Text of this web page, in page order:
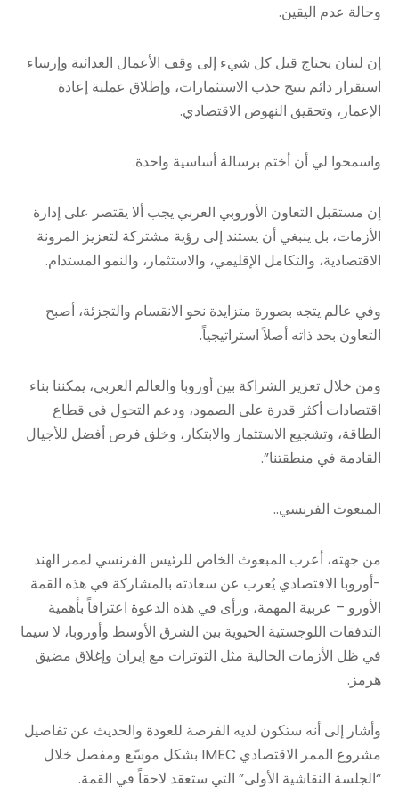
وحالة عدم اليقين.
إن لبنان يحتاج قبل كل شيء إلى وقف الأعمال العدائية وإرساء
استقرار دائم يتيح جذب الاستثمارات، وإطلاق عملية إعادة
الإعمار، وتحقيق النهوض الاقتصادي.
واسمحوا لي أن أختم برسالة أساسية واحدة.
إن مستقبل التعاون الأوروبي العربي يجب ألا يقتصر على إدارة
الأزمات، بل ينبغي أن يستند إلى رؤية مشتركة لتعزيز المرونة
الاقتصادية، والتكامل الإقليمي، والاستثمار، والنمو المستدام.
وفي عالم يتجه بصورة متزايدة نحو الانقسام والتجزئة، أصبح
التعاون بحد ذاته أصلاً استراتيجياً.
ومن خلال تعزيز الشراكة بين أوروبا والعالم العربي، يمكننا بناء
اقتصادات أكثر قدرة على الصمود، ودعم التحول في قطاع
الطاقة، وتشجيع الاستثمار والابتكار، وخلق فرص أفضل للأجيال
القادمة في منطقتنا”.
المبعوث الفرنسي..
من جهته، أعرب المبعوث الخاص للرئيس الفرنسي لممر الهند
-أوروبا الاقتصادي يُعرب عن سعادته بالمشاركة في هذه القمة
الأورو – عربية المهمة، ورأى في هذه الدعوة اعترافاً بأهمية
التدفقات اللوجستية الحيوية بين الشرق الأوسط وأوروبا، لا سيما
في ظل الأزمات الحالية مثل التوترات مع إيران وإغلاق مضيق
هرمز.
وأشار إلى أنه ستكون لديه الفرصة للعودة والحديث عن تفاصيل
مشروع الممر الاقتصادي IMEC بشكل موسّع ومفصل خلال
“الجلسة النقاشية الأولى” التي ستعقد لاحقاً في القمة.